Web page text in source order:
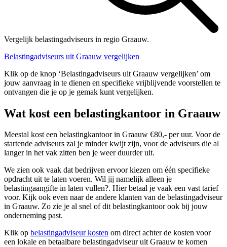
Vergelijk belastingadviseurs in regio Graauw.
Belastingadviseurs uit Graauw vergelijken
Klik op de knop ‘Belastingadviseurs uit Graauw vergelijken’ om
jouw aanvraag in te dienen en specifieke vrijblijvende voorstellen te
ontvangen die je op je gemak kunt vergelijken.
Wat kost een belastingkantoor in Graauw
Meestal kost een belastingkantoor in Graauw €80,- per uur. Voor de
startende adviseurs zal je minder kwijt zijn, voor de adviseurs die al
langer in het vak zitten ben je weer duurder uit.
We zien ook vaak dat bedrijven ervoor kiezen om één specifieke
opdracht uit te laten voeren. Wil jij namelijk alleen je
belastingaangifte in laten vullen?. Hier betaal je vaak een vast tarief
voor. Kijk ook even naar de andere klanten van de belastingadviseur
in Graauw. Zo zie je al snel of dit belastingkantoor ook bij jouw
onderneming past.
Klik op belastingadviseur kosten om direct achter de kosten voor
een lokale en betaalbare belastingadviseur uit Graauw te komen